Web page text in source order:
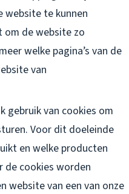
website te kunnen
om de website zo
welke pagina’s van de
van
gebruik van cookies om
Voor dit doeleinde
en welke producten
de cookies worden
website van een van onze